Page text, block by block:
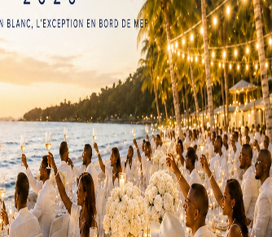
rôle de favoris et fait respecter la